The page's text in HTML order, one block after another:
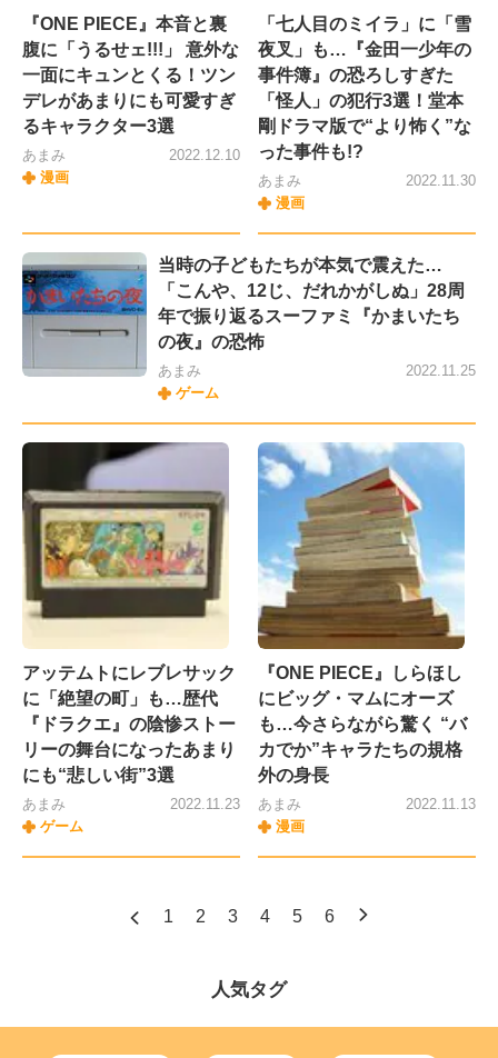
『ONE PIECE』本音と裏
腹に「うるせェ!!!」 意外な
一面にキュンとくる！ツン
デレがあまりにも可愛すぎ
るキャラクター3選
あまみ
漫画
2022.12.10
「七人目のミイラ」に「雪
夜叉」も…『金田一少年の
事件簿』の恐ろしすぎた
「怪人」の犯行3選！堂本
剛ドラマ版で“より怖く”な
った事件も!?
あまみ
漫画
2022.11.30
当時の子どもたちが本気で震えた…
「こんや、12じ、だれかがしぬ」28周
年で振り返るスーファミ『かまいたち
の夜』の恐怖
あまみ
ゲーム
2022.11.25
アッテムトにレブレサック
に「絶望の町」も…歴代
『ドラクエ』の陰惨ストー
リーの舞台になったあまり
にも“悲しい街”3選
あまみ
ゲーム
2022.11.23
『ONE PIECE』しらほし
にビッグ・マムにオーズ
も…今さらながら驚く “バ
カでか”キャラたちの規格
外の身長
あまみ
漫画
2022.11.13
1 2 3 4 5 6
人気タグ